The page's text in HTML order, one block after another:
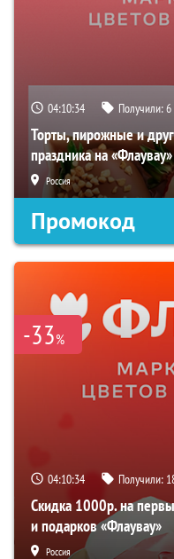
04:10:33 Получили:6
Торты, пирожные и
праздника на «Флаувау»
Россия
Промокод
-33%
04:10:33 Получили:
Скидка 1000р. на
и подарков «Флаувау»
Россия